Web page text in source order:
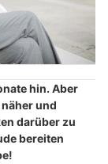
hin. Aber
und
darüber zu
bereiten